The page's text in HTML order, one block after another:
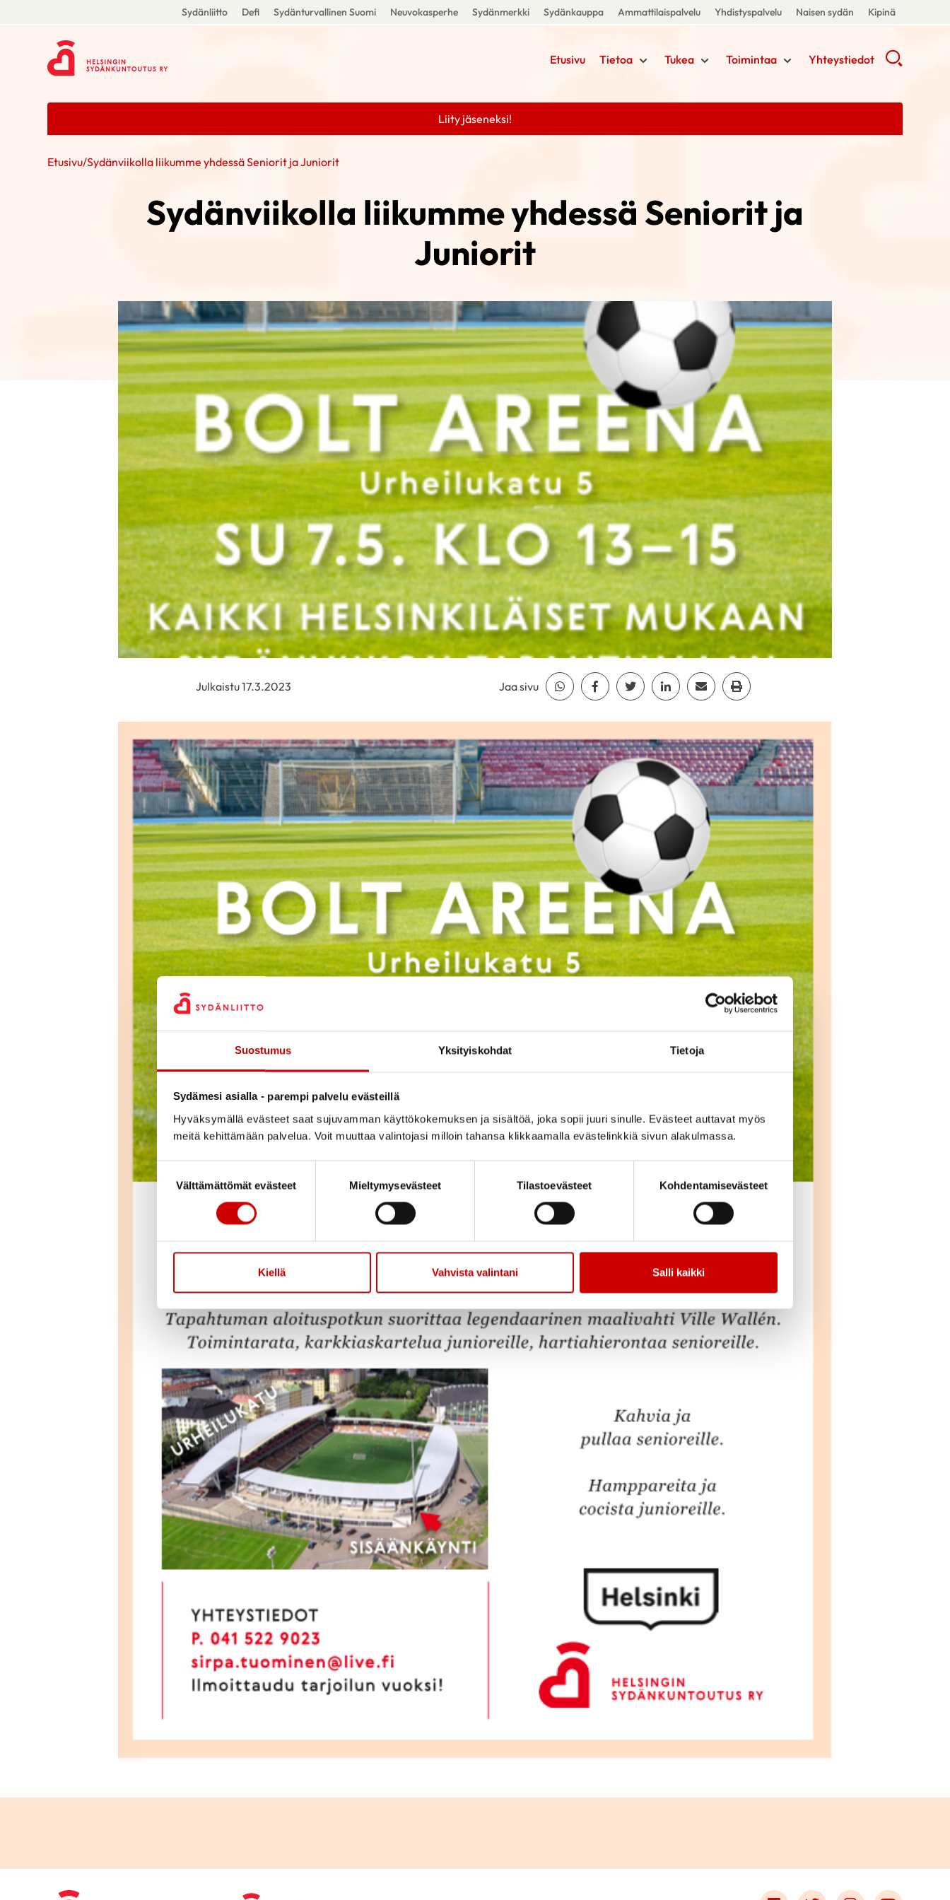
Suostumus Yksityiskohdat Tietoja
Sydämesi asialla - parempi palvelu evästeillä
Hyväksymällä evästeet saat sujuvamman käyttökokemuksen ja sisältöä, joka sopii juuri sinulle. Evästeet auttavat myös
meitä kehittämään palvelua. Voit muuttaa valintojasi milloin tahansa klikkaamalla evästelinkkiä sivun alakulmassa.
Välttämättömät evästeet
Mieltymysevästeet Tilastoevästeet Kohdentamisevästeet
Kiellä Vahvista valintani Salli kaikki
Sydänliitto Defi Sydänturvallinen Suomi Neuvokasperhe Sydänmerkki Sydänkauppa Ammattilaispalvelu Yhdistyspalvelu Naisen sydän Kipinä
Etusivu Tietoa Tukea Toimintaa Yhteystiedot
Liity jäseneksi!
Etusivu/Sydänviikolla liikumme yhdessä Seniorit ja Juniorit
Sydänviikolla liikumme yhdessä Seniorit ja
Juniorit
Julkaistu 17.3.2023 Jaa sivu Jaa Whatsapp
Jaa Facebook
Jaa TwitterJaa LinkedinJaa EmailJaa Print